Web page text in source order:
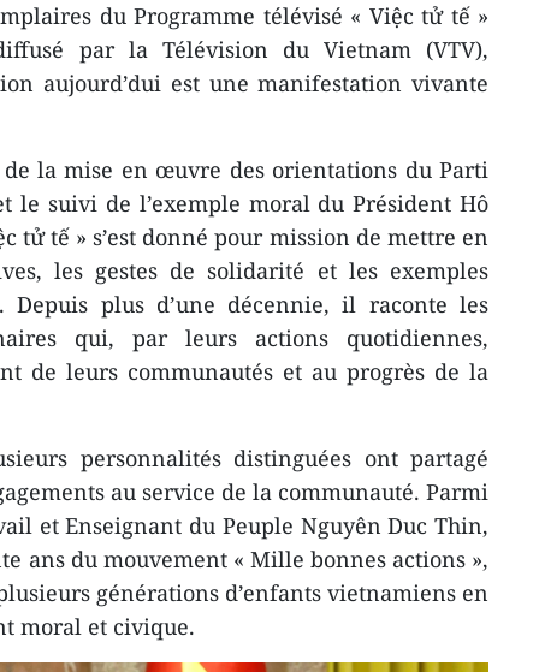
du Programme télévisé « Việc tử tế »
par la Télévision du Vietnam (VTV),
aujourd’dui est une manifestation vivante
la mise en œuvre des orientations du Parti
le suivi de l’exemple moral du Président Hô
tử tế » s’est donné pour mission de mettre en
les gestes de solidarité et les exemples
plus d’une décennie, il raconte les
qui, par leurs actions quotidiennes,
de leurs communautés et au progrès de la
personnalités distinguées ont partagé
au service de la communauté. Parmi
et Enseignant du Peuple Nguyên Duc Thin,
ans du mouvement « Mille bonnes actions »,
générations d’enfants vietnamiens en
moral et civique.